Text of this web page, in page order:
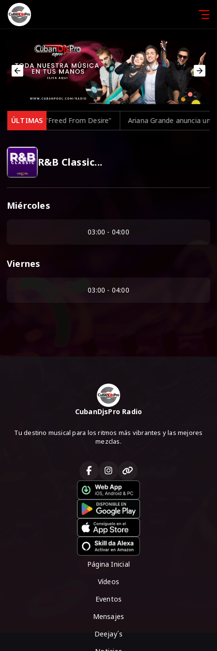
ÚLTIMAS
clásico "Freed From Desire" Ariana Grande anuncia una
R&B Classic...
Miércoles
03:00 - 04:00
Viernes
03:00 - 04:00
CubanDjsPro Radio
Tu destino musical para los ritmos más vibrantes y las mejores
mezclas.
Página Inicial
Vídeos
Eventos
Mensajes
Deejay´s